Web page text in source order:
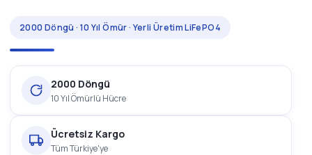
2000 Döngü · 10 Yıl Ömür · Yerli Üretim LiFePO4
2000 Döngü
10 Yıl Ömürlü Hücre
Ücretsiz Kargo
Tüm Türkiye'ye